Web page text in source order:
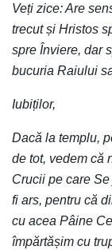
Veți zice: Are
trecut și Hristos
spre Înviere, dar
bucuria Raiului
Iubiților,
Dacă la templu,
de tot, vedem că
Crucii pe care
fi ars, pentru că
cu acea Pâine
împărtășim cu